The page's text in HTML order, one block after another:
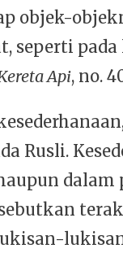
objek-
seperti
Api, no.
Rusli.
dalam
lukisan